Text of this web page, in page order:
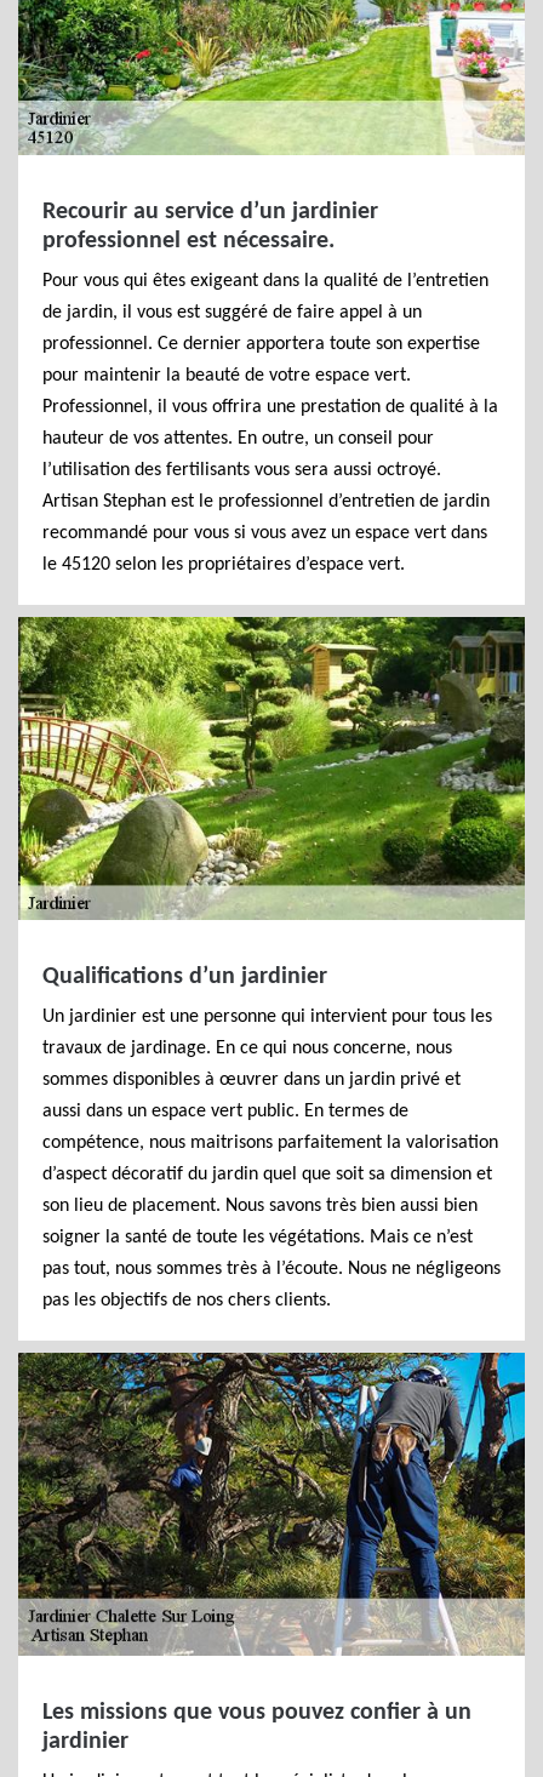
Recourir au service d’un jardinier
professionnel est nécessaire.
Pour vous qui êtes exigeant dans la qualité de l’entretien
de jardin, il vous est suggéré de faire appel à un
professionnel. Ce dernier apportera toute son expertise
pour maintenir la beauté de votre espace vert.
Professionnel, il vous offrira une prestation de qualité à la
hauteur de vos attentes. En outre, un conseil pour
l’utilisation des fertilisants vous sera aussi octroyé.
Artisan Stephan est le professionnel d’entretien de jardin
recommandé pour vous si vous avez un espace vert dans
le 45120 selon les propriétaires d’espace vert.
Qualifications d’un jardinier
Un jardinier est une personne qui intervient pour tous les
travaux de jardinage. En ce qui nous concerne, nous
sommes disponibles à œuvrer dans un jardin privé et
aussi dans un espace vert public. En termes de
compétence, nous maitrisons parfaitement la valorisation
d’aspect décoratif du jardin quel que soit sa dimension et
son lieu de placement. Nous savons très bien aussi bien
soigner la santé de toute les végétations. Mais ce n’est
pas tout, nous sommes très à l’écoute. Nous ne négligeons
pas les objectifs de nos chers clients.
Les missions que vous pouvez confier à un
jardinier